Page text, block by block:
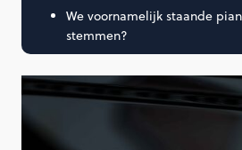
We voornamelijk staande
stemmen?